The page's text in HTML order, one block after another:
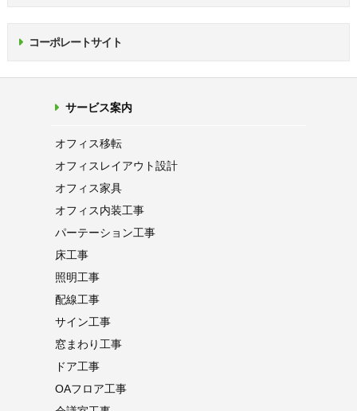
コーポレートサイト
サービス案内
オフィス移転
オフィス レイアウト設計
オフィス家具
オフィス内装工事
パーテーション工事
床工事
照明工事
配線工事
サイン工事
窓まわり工事
ドア工事
OAフロア工事